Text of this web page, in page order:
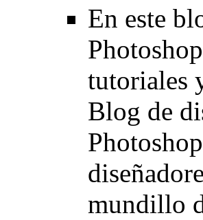
En este
tutoriales
Blog de
mundillo